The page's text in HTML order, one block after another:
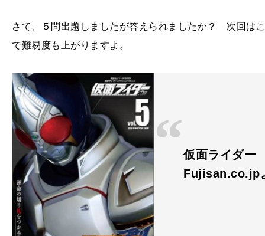
さて、５問出題しましたが答えられましたか？ 次回は
で難易度も上がりますよ。
仮面ライダー
Fujisan.co.jp